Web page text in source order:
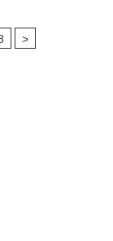
>